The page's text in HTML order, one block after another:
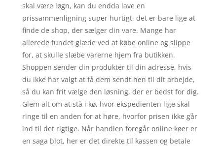
skal være løgn, kan du endda lave en
prissammenligning super hurtigt, det er bare lige at
finde de shop, der sælger din vare. Mange har
allerede fundet glæde ved at købe online og slippe
for, at skulle slæbe varerne hjem fra butikken.
Shoppen sender din produkter til din adresse, hvis
du ikke har valgt at få dem sendt hen til dit arbejde,
så du kan frit vælge den løsning, der er bedst for dig.
Glem alt om at stå i kø, hvor ekspedienten lige skal
ringe til en anden for at høre, hvorfor prisen ikke går
ind til det rigtige. Når handlen foregår online køer er
en saga blot, her er det direkte til kassen og betale